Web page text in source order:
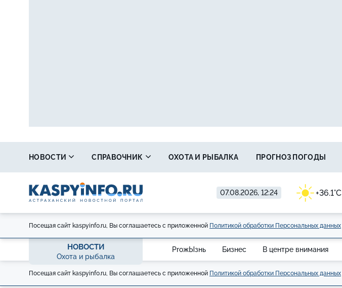
07.08.2026, 12:24 +36.1°C
НОВОСТИ СПРАВОЧНИК ОХОТА И РЫБАЛКА ПРОГНОЗ ПОГОДЫ
Посещая сайт kaspyinfo.ru, Вы соглашаетесь с приложенной Политикой обработки Персональных данных
НОВОСТИ
Охота и рыбалка
ProжЫзнь Бизнес В центре внимания
Посещая сайт kaspyinfo.ru, Вы соглашаетесь с приложенной Политикой обработки Персональных данных